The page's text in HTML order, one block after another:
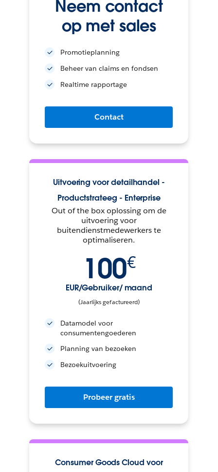
Neem contact
op met sales
Promotieplanning
Beheer van claims en fondsen
Realtime rapportage
Contact
Uitvoering voor detailhandel -
Productstrateeg - Enterprise
Out of the box oplossing om de
uitvoering voor
buitendienstmedewerkers te
optimaliseren.
100€
EUR/Gebruiker/ maand
(Jaarlijks gefactureerd)
Datamodel voor
consumentengoederen
Planning van bezoeken
Bezoekuitvoering
Probeer gratis
Consumer Goods Cloud voor